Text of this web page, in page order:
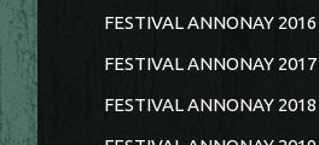
FESTIVAL ANNONAY 2016
FESTIVAL ANNONAY 2017
FESTIVAL ANNONAY 2018